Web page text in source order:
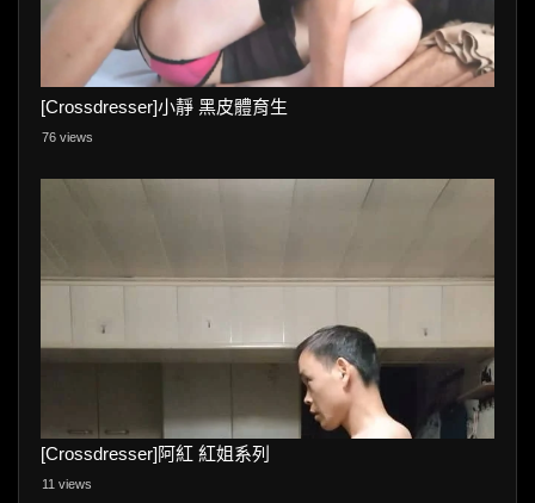
[Crossdresser]小靜 黑皮體育生
76 views
[Crossdresser]阿紅 紅姐系列
11 views